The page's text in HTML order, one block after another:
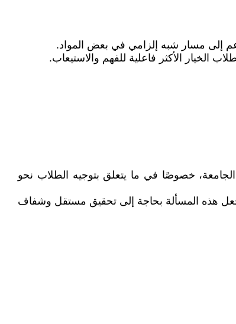
إلى مسار شبه إلزامي في بعض المواد.
الخيار الأكثر فاعلية للفهم والاستيعاب.
خصوصًا في ما يتعلق بتوجيه الطلاب نحو
هذه المسألة بحاجة إلى تحقيق مستقل وشفاف